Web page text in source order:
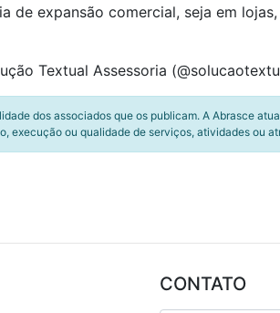
expansão comercial, seja em
Textual Assessoria
dos associados que os publicam. A Abrasce
execução ou qualidade de serviços, atividades ou
CONTATO